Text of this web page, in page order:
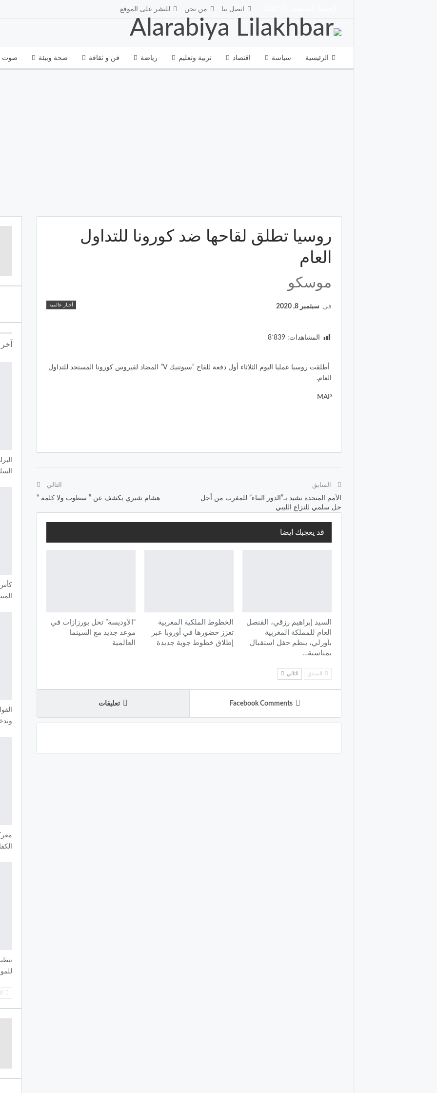
اتصل بنا من نحن للنشر على الموقع
الرئيسية سياسة اقتصاد تربية وتعليم رياضة فن و ثقافة صحة وبيئة صوت
روسيا تطلق لقاحها ضد كورونا للتداول
العام
موسكو
أخبار عالمية في سبتمبر 8, 2020
المشاهدات: 8٬839
أطلقت روسيا عمليا اليوم الثلاثاء أول دفعة للقاح “سبوتنيك V” المضاد لفيروس كورونا المستجد للتداول
العام.
MAP
السابق
الأمم المتحدة تشيد بـ”الدور البناء” للمغرب من أجل
حل سلمي للنزاع الليبي
التالي
هشام شبري يكشف عن ” سطوب ولا كلمة “
قد يعجبك ايضا
السيد إبراهيم رزقي، القنصل
العام للمملكة المغربية
بأورلي، ينظم حفل استقبال
بمناسبة…
الخطوط الملكية المغربية
تعزز حضورها في أوروبا عبر
إطلاق خطوط جوية جديدة
“الأوديسة” تحل بورزازات في
موعد جديد مع السينما
العالمية
السابق التالي
Facebook Comments تعليقات
آخر